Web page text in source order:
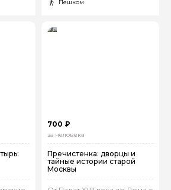
Пешком
700 ₽
за человека
Пречистенка: дворцы и
тайные истории старой
Москвы